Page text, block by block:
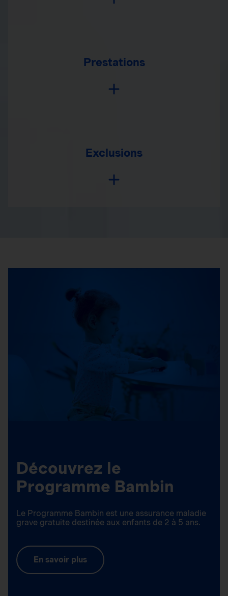
Prestations
Exclusions
Découvrez le
Programme Bambin
Le Programme Bambin est une assurance maladie
grave gratuite destinée aux enfants de 2 à 5 ans.
En savoir plus